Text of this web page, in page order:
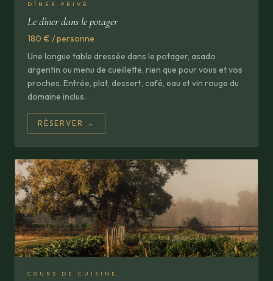
DÎNER PRIVÉ
Le dîner dans le potager
180 € / personne
Une longue table dressée dans le potager, asado
argentin ou menu de cueillette, rien que pour vous et vos
proches. Entrée, plat, dessert, café, eau et vin rouge du
domaine inclus.
RÉSERVER →
COURS DE CUISINE